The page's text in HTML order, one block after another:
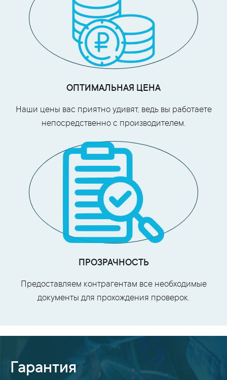
ОПТИМАЛЬНАЯ ЦЕНА
Наши цены вас приятно удивят, ведь вы работаете
непосредственно с производителем.
ПРОЗРАЧНОСТЬ
Предоставляем контрагентам все необходимые
документы для прохождения проверок.
Гарантия